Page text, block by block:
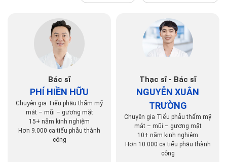
Bác sĩ
PHÍ HIỀN HỮU
Chuyên gia Tiểu phẫu thẩm mỹ
mắt – mũi – gương mặt
15+ năm kinh nghiệm
Hơn 9.000 ca tiểu phẫu thành
công
Thạc sĩ - Bác sĩ
NGUYỄN XUÂN
TRƯỜNG
Chuyên gia Tiểu phẫu thẩm mỹ
mắt – mũi – gương mặt
10+ năm kinh nghiệm
Hơn 10.000 ca tiểu phẫu thành
công